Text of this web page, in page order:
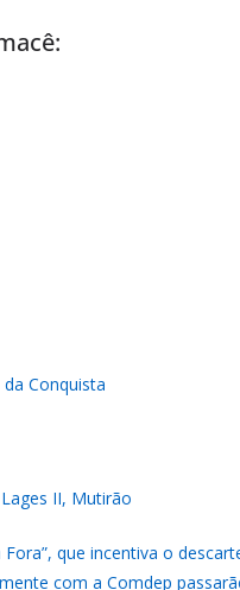
Conquista
II, Mutirão
que incentiva o
com a Comdep